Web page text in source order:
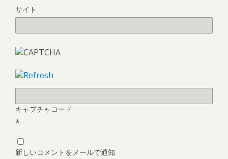
サイト
キャプチャコード
*
新しいコメントをメールで通知